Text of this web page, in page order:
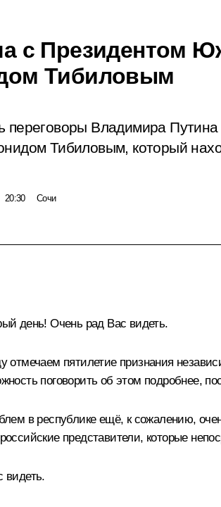
с Президентом
Тибиловым
переговоры Владимира
Тибиловым, который
20:30 Сочи
день! Очень рад Вас видеть.
отмечаем пятилетие признания
поговорить об этом подробнее,
в республике ещё, к сожалению,
представители, которые
видеть.